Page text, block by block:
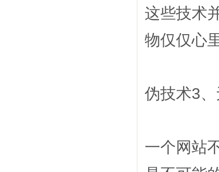
这些技术
物仅仅心
伪技术3
一个网站